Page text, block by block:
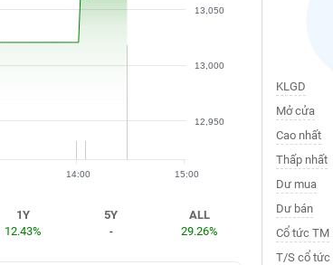
12,950
13,000
13,050
14:00 15:00
1Y
12.43%
5Y
-
ALL
29.26%
KLGD
Mở cửa
Cao nhất
Thấp nhất
Dư mua
Dư bán
Cổ tức TM
T/S cổ tức